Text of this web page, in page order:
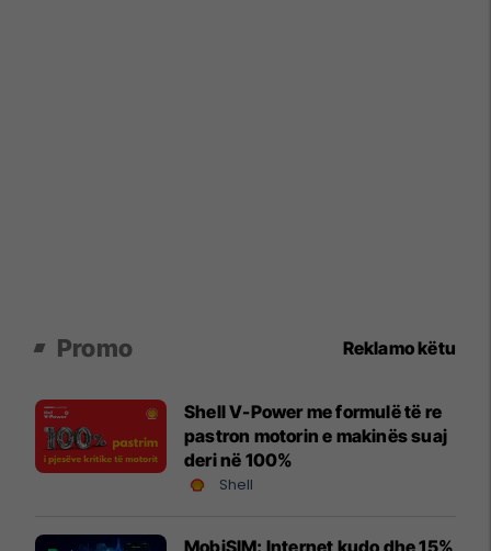
Promo Reklamo këtu
Shell V-Power me formulë të re
pastron motorin e makinës suaj
deri në 100%
Shell
MobiSIM: Internet kudo dhe 15%